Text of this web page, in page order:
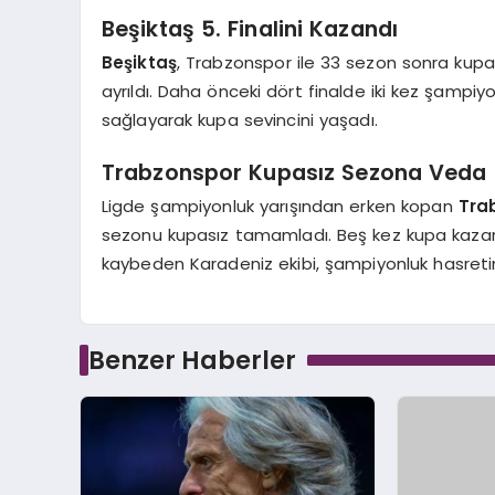
Beşiktaş 5. Finalini Kazandı
Beşiktaş, Trabzonspor ile 33 sezon sonra
ayrıldı. Daha önceki dört finalde iki kez
sağlayarak kupa sevincini yaşadı.
Trabzonspor Kupasız Sezona Veda
Ligde şampiyonluk yarışından erken kopan
sezonu kupasız tamamladı. Beş kez kupa
kaybeden Karadeniz ekibi, şampiyonluk
Benzer Haberler